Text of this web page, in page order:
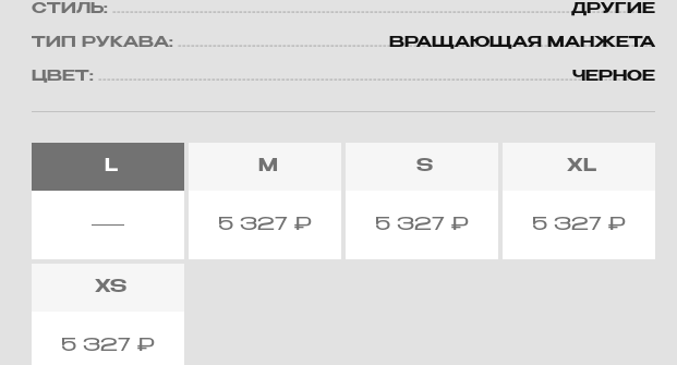
СТИЛЬ: ДРУГИЕ
ТИП РУКАВА: ВРАЩАЮЩАЯ МАНЖЕТА
ЦВЕТ: ЧЕРНОЕ
L M
5 327₽
S
5 327₽
XL
5 327 ₽
XS
5 327₽